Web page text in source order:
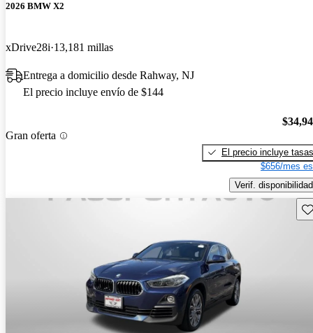
2026 BMW X2
xDrive28i 13,181 millas
Entrega a domicilio desde Rahway, NJ
El precio incluye envío de $144
Gran oferta
El precio incluye tasas
$656/mes
Verif. disponibilidad